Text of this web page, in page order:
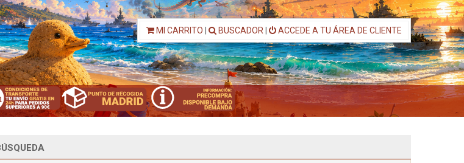
MI CARRITO BUSCADOR ACCEDE A TU ÁREA DE CLIENTE